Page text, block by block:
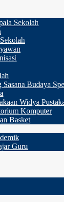
Sekolah
Sasana Budaya
Widya
Komputer
Basket
Guru